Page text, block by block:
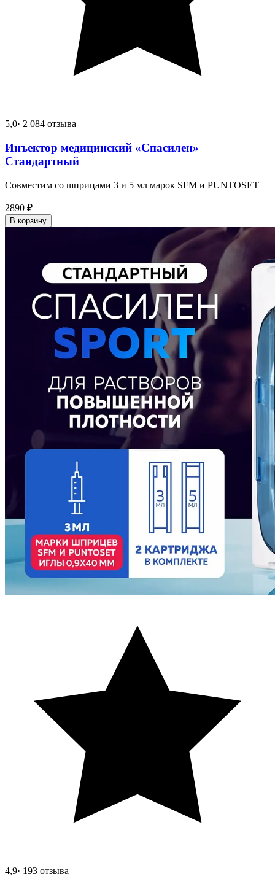
5,0· 2 084 отзыва
Инъектор медицинский «Спасилен»
Стандартный
Совместим со шприцами 3 и 5 мл марок SFM и PUNTOSET
2890 ₽
В корзину
4,9· 193 отзыва